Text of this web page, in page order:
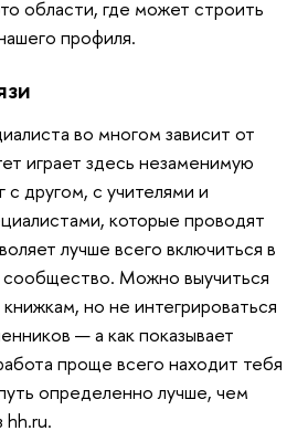
области, где может строить
профиля.
во многом зависит от
играет здесь незаменимую
другом, с учителями и
которые проводят
лучше всего включиться в
Можно выучиться
но не интегрироваться
— а как показывает
проще всего находит тебя
определенно лучше, чем
hh.ru.